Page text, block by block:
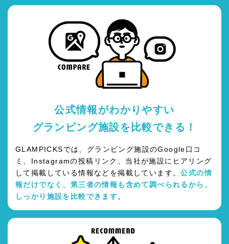
公式情報がわかりやすい
グランピング施設を比較できる！
GLAMPICKSでは、グランピング施設のGoogle口コ
ミ、Instagramの投稿リンク、当社が施設にヒアリング
して掲載している情報などを掲載しています。公式の情
報だけでなく、第三者の情報も含めて調べられるから、
しっかり施設を比較できます。